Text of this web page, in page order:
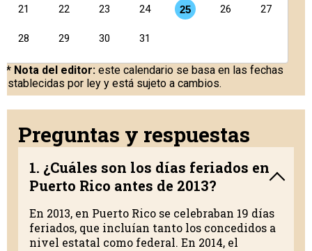
21 22 23 24 25 26 27
28 29 30 31
** Nota del editor: este calendario se basa en las fechas
establecidas por ley y está sujeto a cambios.
Preguntas y respuestas
1. ¿Cuáles son los días feriados en
Puerto Rico antes de 2013?
En 2013, en Puerto Rico se celebraban 19 días
feriados, que incluían tanto los concedidos a
nivel estatal como federal. En 2014, el